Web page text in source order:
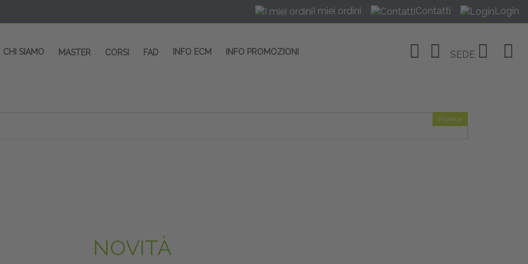
I miei ordini Contatti Login
CHI SIAMO MASTER CORSI FAD INFO ECM INFO PROMOZIONI SEDE
Ricerca
NOVITÀ